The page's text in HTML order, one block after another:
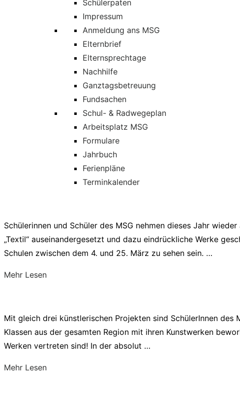
Schülerpaten
Impressum
Anmeldung ans MSG
Elternbrief
Elternsprechtage
Nachhilfe
Ganztagsbetreuung
Fundsachen
Schul- & Radwegeplan
Arbeitsplatz MSG
Formulare
Jahrbuch
Ferienpläne
Terminkalender
springen
Schülerinnen und Schüler des MSG nehmen dieses Jahr
„Textil“ auseinandergesetzt und dazu eindrückliche Werke
Schulen zwischen dem 4. und 25. März zu sehen sein. …
Mehr über
Thema
TEXTIL!“
Lesen
Mit gleich drei künstlerischen Projekten sind SchülerInnen
Klassen aus der gesamten Region mit ihren Kunstwerken
Werken vertreten sind! In der absolut …
Mehr über
Lesen